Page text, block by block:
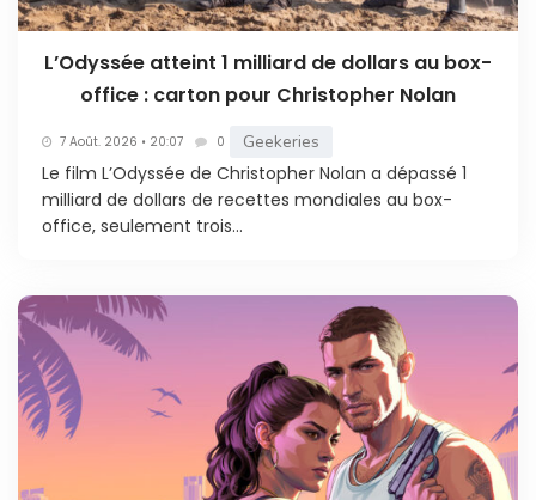
L’Odyssée atteint 1 milliard de dollars au box-
office : carton pour Christopher Nolan
7 Août. 2026 • 20:07 0 Geekeries
Le film L’Odyssée de Christopher Nolan a dépassé 1
milliard de dollars de recettes mondiales au box-
office, seulement trois...